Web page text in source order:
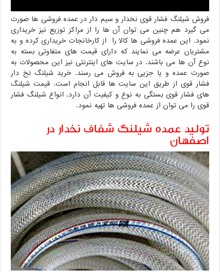
فروش شیلنگ فشار قوی نخدار و سیم دار در عمده فروشی ها صورت
می گیرد هم چنین می توان آن ها را از مراکز توزیع نیز خریداری
نمود. این عمده فروشی ها کالا را از کارخانجات خریداری کرده و به
مشتریان عرضه می نمایند که دارای قیمت های متفاوتی بسته به
نوع آن ها می باشند. در سایت های اینترنتی نیز این محصولات به
صورت عمده و یا جزیی به فروش می رسند. خرید شیلنگ نخ دار
فشار قوی از طریق این سایت ها قابل انجام است. قیمت شیلنگ
های فشار قوی بستگی به نوع و کیفیت آن دارد. انواع شیلنگ فشار
قوی را می توان از عمده فروشی ها تهیه نمود.
تولید عمده شیلنگ شفاف نخدار در
اصفهان